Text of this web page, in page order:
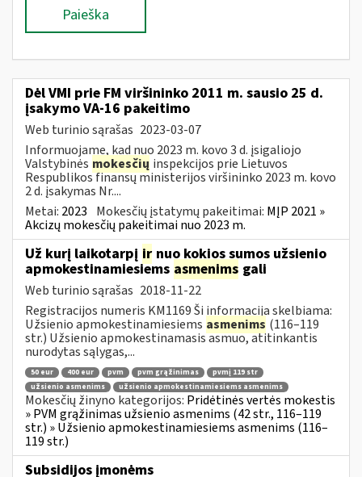
Paieška
Dėl VMI prie FM viršininko 2011 m. sausio 25 d.
įsakymo VA-16 pakeitimo
Web turinio sąrašas 2023-03-07
Informuojame, kad nuo 2023 m. kovo 3 d. įsigaliojo
Valstybinės mokesčių inspekcijos prie Lietuvos
Respublikos finansų ministerijos viršininko 2023 m. kovo
2 d. įsakymas Nr....
Metai: 2023 Mokesčių įstatymų pakeitimai: MĮP 2021 »
Akcizų mokesčių pakeitimai nuo 2023 m.
Už kurį laikotarpį ir nuo kokios sumos užsienio
apmokestinamiesiems asmenims gali
Web turinio sąrašas 2018-11-22
Registracijos numeris KM1169 Ši informacija skelbiama:
Užsienio apmokestinamiesiems asmenims (116–119
str.) Užsienio apmokestinamasis asmuo, atitinkantis
nurodytas sąlygas,...
50 eur 400 eur pvm pvm grąžinimas
pvmį 119 str
užsienio asmenims
užsienio apmokestinamiesiems asmenims
Mokesčių žinyno kategorijos: Pridėtinės vertės mokestis
» PVM grąžinimas užsienio asmenims (42 str., 116–119
str.) » Užsienio apmokestinamiesiems asmenims (116–
119 str.)
Subsidijos įmonėms